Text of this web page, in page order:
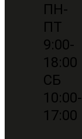
ПН-
ПТ
9:00-
18:00
СБ
10:00-
17:00